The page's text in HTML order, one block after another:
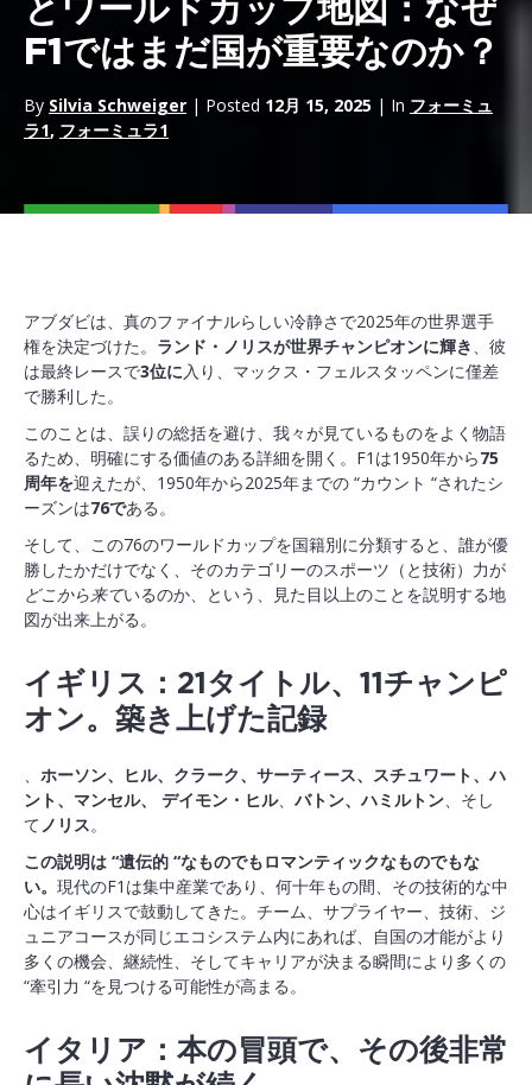
とワールドカップ地図：なぜ
F1ではまだ国が重要なのか？
By Silvia Schweiger | Posted 12月 15, 2025 | In フォーミュ
ラ1, フォーミュラ1
アブダビは、真のファイナルらしい冷静さで2025年の世界選手
権を決定づけた。 ランド・ノリスが世界チャンピオンに輝き、彼
は最終レースで3位に入り、マックス・フェルスタッペンに僅差
で勝利した。
このことは、誤りの総括を避け、我々が見ているものをよく物語
るため、明確にする価値のある詳細を開く。F1は1950年から75
周年を迎えたが、1950年から2025年までの “カウント “されたシ
ーズンは76である。
そして、この76のワールドカップを国籍別に分類すると、誰が優
勝したかだけでなく、そのカテゴリーのスポーツ（と技術）力が
どこから来ているのか、という、見た目以上のことを説明する地
図が出来上がる。
イギリス：21タイトル、11チャンピ
オン。築き上げた記録
、 ホーソン、ヒル、クラーク、サーティース、スチュワート、ハ
ント、マンセル、
デイモン・ヒル、 バトン、ハミルトン、そし
てノリス。
この説明は “遺伝的 “なものでもロマンティックなものでもな
い。 現代のF1は集中産業であり、何十年もの間、その技術的な中
心はイギリスで鼓動してきた。チーム、サプライヤー、技術、ジ
ュニアコースが同じエコシステム内にあれば、自国の才能がより
多くの機会、継続性、そしてキャリアが決まる瞬間により多くの
“牽引力 “を見つける可能性が高まる。
イタリア：本の冒頭で、その後非常